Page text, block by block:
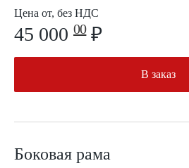
Цена от, без НДС
45 000 00₽
В заказ
Боковая рама